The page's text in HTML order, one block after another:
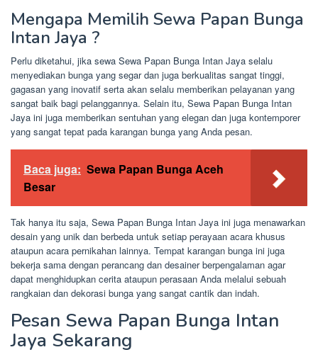
Mengapa Memilih Sewa Papan Bunga
Intan Jaya ?
Perlu diketahui, jika sewa Sewa Papan Bunga Intan Jaya selalu
menyediakan bunga yang segar dan juga berkualitas sangat tinggi,
gagasan yang inovatif serta akan selalu memberikan pelayanan yang
sangat baik bagi pelanggannya. Selain itu, Sewa Papan Bunga Intan
Jaya ini juga memberikan sentuhan yang elegan dan juga kontemporer
yang sangat tepat pada karangan bunga yang Anda pesan.
Baca juga: Sewa Papan Bunga Aceh
Besar
Tak hanya itu saja, Sewa Papan Bunga Intan Jaya ini juga menawarkan
desain yang unik dan berbeda untuk setiap perayaan acara khusus
ataupun acara pernikahan lainnya. Tempat karangan bunga ini juga
bekerja sama dengan perancang dan desainer berpengalaman agar
dapat menghidupkan cerita ataupun perasaan Anda melalui sebuah
rangkaian dan dekorasi bunga yang sangat cantik dan indah.
Pesan Sewa Papan Bunga Intan
Jaya Sekarang